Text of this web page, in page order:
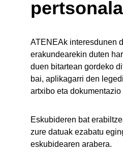
ATENEAk interesdunen
erakundearekin duten
duen bitartean gordeko
bai, aplikagarri den
artxibo eta
Eskubideren bat
zure datuak ezabatu
eskubidearen arabera.